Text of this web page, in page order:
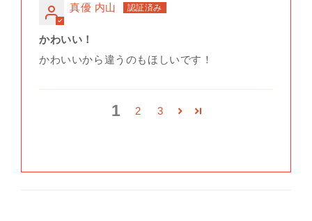
真優 内山
かわいい！
かわいいから違うのもほしいです！
1 2 3